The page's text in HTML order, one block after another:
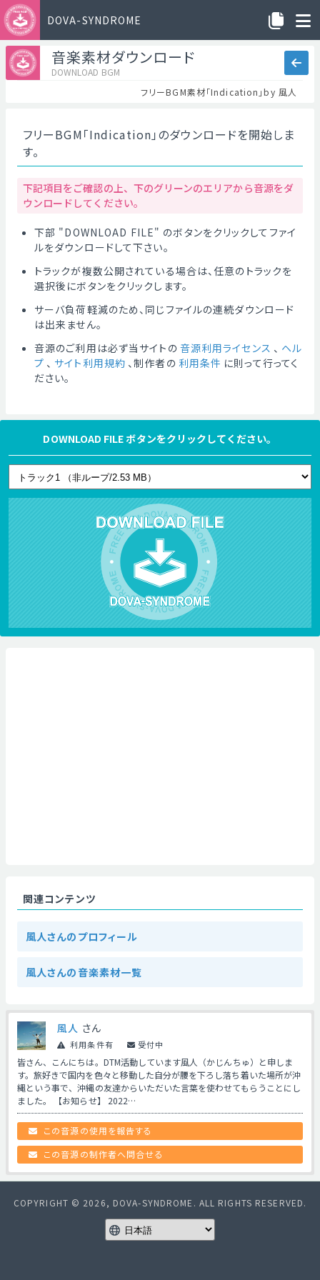
DOVA-SYNDROME
音楽素材ダウンロード
DOWNLOAD BGM
フリーBGM素材「Indication」by 風人
フリーBGM「Indication」のダウンロードを開始しま
す。
下記項目をご確認の上、下のグリーンのエリアから音源をダ
ウンロードしてください。
下部 "DOWNLOAD FILE" のボタンをクリックしてファイ
ルをダウンロードして下さい。
トラックが複数公開されている場合は、任意のトラックを
選択後にボタンをクリックします。
サーバ負荷軽減のため、同じファイルの連続ダウンロード
は出来ません。
音源のご利用は必ず当サイトの 音源利用ライセンス 、 ヘル
プ 、 サイト利用規約 、制作者の 利用条件 に則って行ってく
ださい。
DOWNLOAD FILE ボタンをクリックしてください。
関連コンテンツ
風人さんのプロフィール
風人さんの音楽素材一覧
風人 さん
利用条件有 受付中
皆さん、こんにちは。DTM活動しています風人（かじんちゅ）と申しま
す。旅好きで国内を色々と移動した自分が腰を下ろし落ち着いた場所が沖
縄という事で、沖縄の友達からいただいた言葉を使わせてもらうことにし
ました。 【お知らせ】 2022…
この音源の使用を報告する
この音源の制作者へ問合せる
COPYRIGHT © 2026, DOVA-SYNDROME. ALL RIGHTS RESERVED.